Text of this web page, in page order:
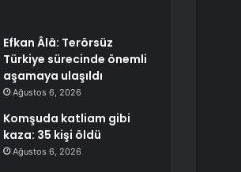
Efkan Âlâ: Terörsüz
Türkiye sürecinde önemli
aşamaya ulaşıldı
Ağustos 6, 2026
Komşuda katliam gibi
kaza: 35 kişi öldü
Ağustos 6, 2026